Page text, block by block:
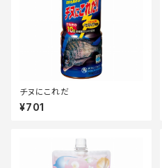
チヌにこれだ
¥701